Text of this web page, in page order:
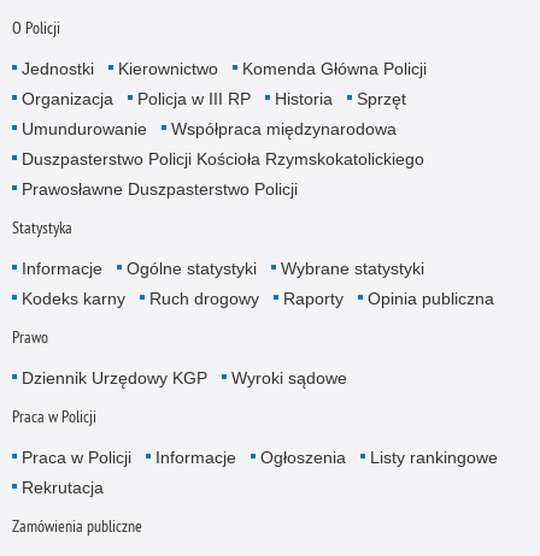
O Policji
Jednostki Kierownictwo
Komenda Główna Policji
Organizacja
Policja w III RP Historia
Sprzęt
Umundurowanie
Współpraca międzynarodowa
Duszpasterstwo Policji Kościoła Rzymskokatolickiego
Prawosławne Duszpasterstwo Policji
Statystyka
Informacje Ogólne statystyki
Wybrane statystyki
Kodeks karny
Ruch drogowy Raporty Opinia publiczna
Prawo
Dziennik Urzędowy KGP Wyroki sądowe
Praca w Policji
Praca w Policji Informacje Ogłoszenia
Listy rankingowe
Rekrutacja
Zamówienia publiczne